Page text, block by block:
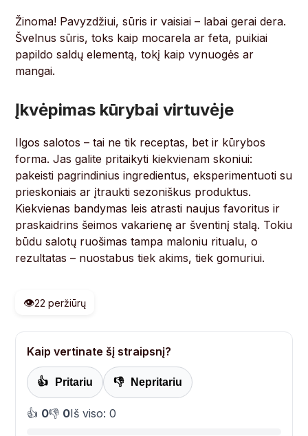
Žinoma! Pavyzdžiui, sūris ir vaisiai – labai gerai dera.
Švelnus sūris, toks kaip mocarela ar feta, puikiai
papildo saldų elementą, tokį kaip vynuogės ar
mangai.
Įkvėpimas kūrybai virtuvėje
Ilgos salotos – tai ne tik receptas, bet ir kūrybos
forma. Jas galite pritaikyti kiekvienam skoniui:
pakeisti pagrindinius ingredientus, eksperimentuoti su
prieskoniais ar įtraukti sezoniškus produktus.
Kiekvienas bandymas leis atrasti naujus favoritus ir
praskaidrins šeimos vakarienę ar šventinį stalą. Tokiu
būdu salotų ruošimas tampa maloniu ritualu, o
rezultatas – nuostabus tiek akims, tiek gomuriui.
👁️22 peržiūrų
Kaip vertinate šį straipsnį?
👍 Pritariu 👎 Nepritariu
👍 0👎 0Iš viso: 0